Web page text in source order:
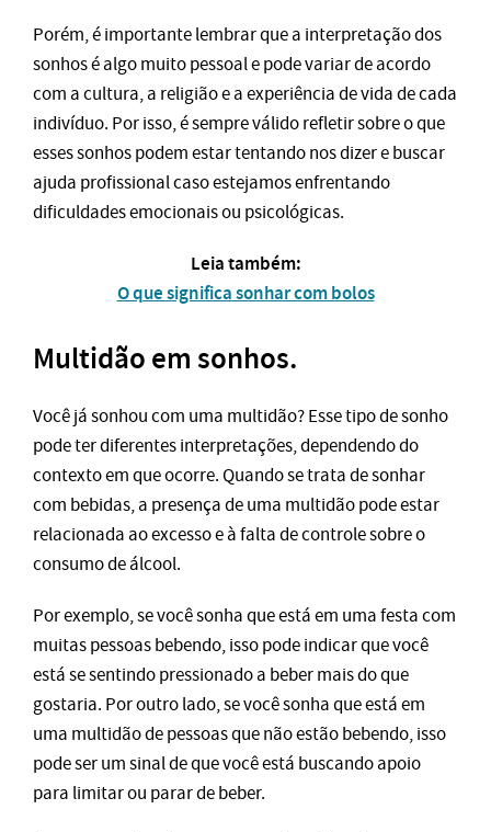
Porém, é importante lembrar que a interpretação dos
sonhos é algo muito pessoal e pode variar de acordo
com a cultura, a religião e a experiência de vida de cada
indivíduo. Por isso, é sempre válido refletir sobre o que
esses sonhos podem estar tentando nos dizer e buscar
ajuda profissional caso estejamos enfrentando
dificuldades emocionais ou psicológicas.
Leia também:
O que significa sonhar com bolos
Multidão em sonhos.
Você já sonhou com uma multidão? Esse tipo de sonho
pode ter diferentes interpretações, dependendo do
contexto em que ocorre. Quando se trata de sonhar
com bebidas, a presença de uma multidão pode estar
relacionada ao excesso e à falta de controle sobre o
consumo de álcool.
Por exemplo, se você sonha que está em uma festa com
muitas pessoas bebendo, isso pode indicar que você
está se sentindo pressionado a beber mais do que
gostaria. Por outro lado, se você sonha que está em
uma multidão de pessoas que não estão bebendo, isso
pode ser um sinal de que você está buscando apoio
para limitar ou parar de beber.